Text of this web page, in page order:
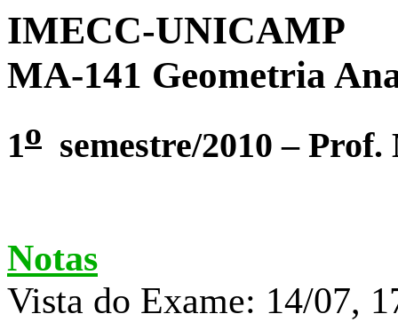
IMECC-UNICAMP
MA-141 Geometria
1o semestre/2010 –
Notas
Vista do Exame: 14/07,